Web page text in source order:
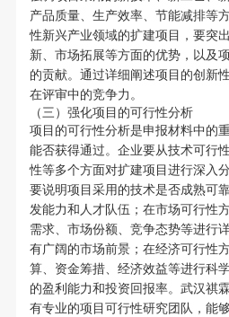
产品质量、生产效率、节能减排等
性新兴产业领域的扩建项目，要突
新、市场拓展等方面的优势，以及
的贡献。通过详细阐述项目的创新
在评审中的竞争力。
（三）强化项目的可行性分析
项目的可行性分析是申报材料中的
能否获得通过。企业要从技术可行
性等多个方面对扩建项目进行深入
要说明项目采用的技术是否成熟可
发能力和人才队伍；在市场可行性
需求、市场份额、竞争态势等进行
有广阔的市场前景；在经济可行性
算、资金筹措、经济效益等进行科
的盈利能力和投资回报率。武汉祺
有专业的项目可行性研究团队，能